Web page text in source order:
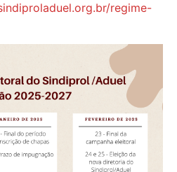
regime-